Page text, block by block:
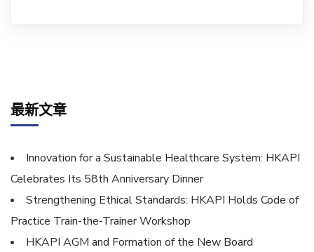
最新文章
Innovation for a Sustainable Healthcare System: HKAPI
Celebrates Its 58th Anniversary Dinner
Strengthening Ethical Standards: HKAPI Holds Code of
Practice Train-the-Trainer Workshop
HKAPI AGM and Formation of the New Board